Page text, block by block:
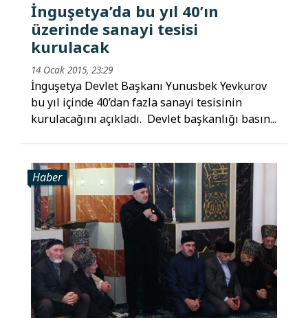
İnguşetya’da bu yıl 40’ın
üzerinde sanayi tesisi
kurulacak
14 Ocak 2015, 23:29
İnguşetya Devlet Başkanı Yunusbek Yevkurov
bu yıl içinde 40’dan fazla sanayi tesisinin
kurulacağını açıkladı. Devlet başkanlığı basın...
Haber